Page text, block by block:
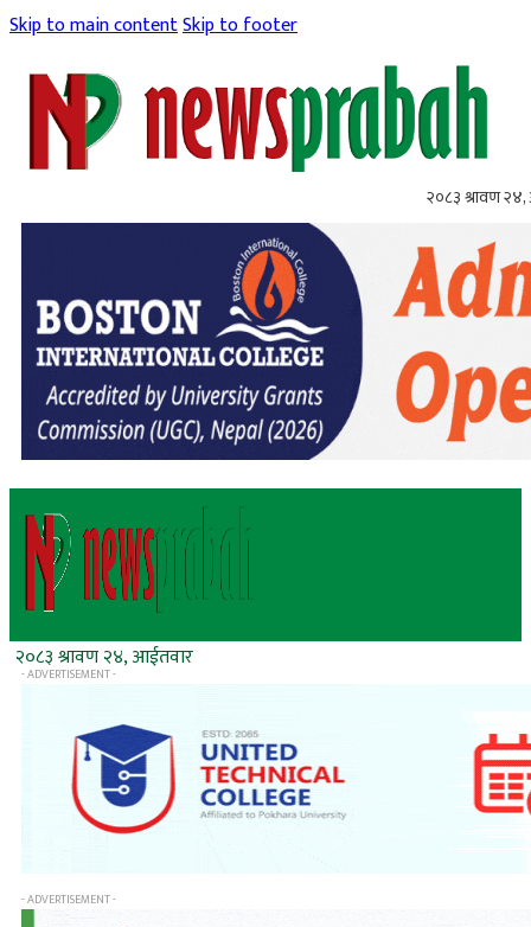
Skip to main contentSkip to footer
२०८३ श्रावण
२०८३ श्रावण २४, आईतवार
- ADVERTISEMENT -
- ADVERTISEMENT -